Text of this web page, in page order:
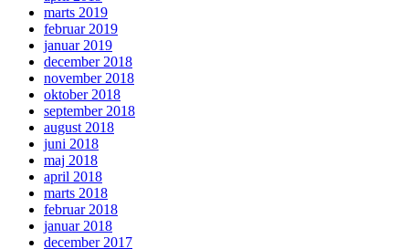
marts 2019
februar 2019
januar 2019
december 2018
november 2018
oktober 2018
september 2018
august 2018
juni 2018
maj 2018
april 2018
marts 2018
februar 2018
januar 2018
december 2017